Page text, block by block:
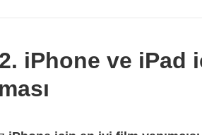
iPhone ve iPad